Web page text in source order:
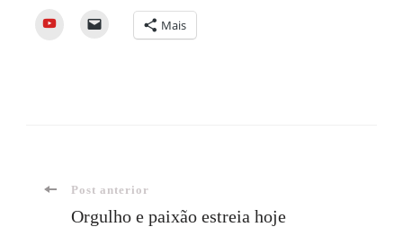
YouTube Mais
Navegação
Post anterior
Orgulho e paixão estreia hoje